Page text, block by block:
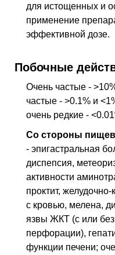
для истощенных и
применение
эффективной дозе.
Побочные
Очень частые -
частые - >0.1% и
очень редкие -
Со стороны
- эпигастральная
диспепсия,
активности
проктит,
с кровью, мелена,
язвы ЖКТ (с или
перфорации),
функции печени;